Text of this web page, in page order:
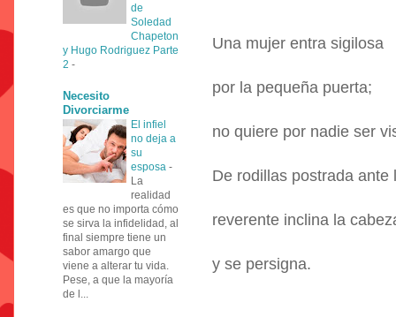
Una mujer entra sigilosa
por la pequeña puerta;
no quiere por nadie ser
De rodillas postrada ante
reverente inclina la
y se persigna.
de
Soledad
Chapeton
y Hugo Rodriguez Parte
2 -
Necesito
Divorciarme
El infiel
no deja a
su
esposa -
La
realidad
es que no importa cómo
se sirva la infidelidad, al
final siempre tiene un
sabor amargo que
viene a alterar tu vida.
Pese, a que la mayoría
de l...